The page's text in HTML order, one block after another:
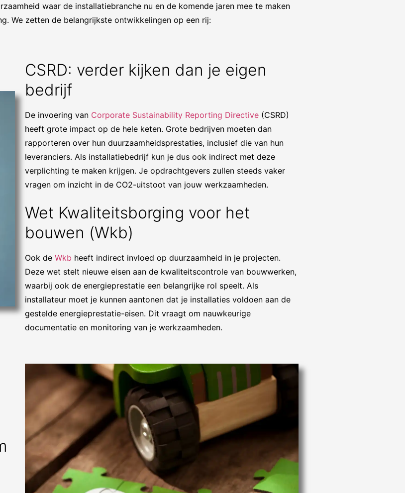
waar de installatiebranche nu en de komende jaren mee te maken
We zetten de belangrijkste ontwikkelingen op een rij:
CSRD: verder kijken dan je eigen
bedrijf
De invoering van Corporate Sustainability Reporting Directive (CSRD)
heeft grote impact op de hele keten. Grote bedrijven moeten dan
rapporteren over hun duurzaamheidsprestaties, inclusief die van hun
leveranciers. Als installatiebedrijf kun je dus ook indirect met deze
verplichting te maken krijgen. Je opdrachtgevers zullen steeds vaker
vragen om inzicht in de CO2-uitstoot van jouw werkzaamheden.
Wet Kwaliteitsborging voor het
bouwen (Wkb)
Ook de Wkb heeft indirect invloed op duurzaamheid in je projecten.
Deze wet stelt nieuwe eisen aan de kwaliteitscontrole van bouwwerken,
waarbij ook de energieprestatie een belangrijke rol speelt. Als
installateur moet je kunnen aantonen dat je installaties voldoen aan de
gestelde energieprestatie-eisen. Dit vraagt om nauwkeurige
documentatie en monitoring van je werkzaamheden.